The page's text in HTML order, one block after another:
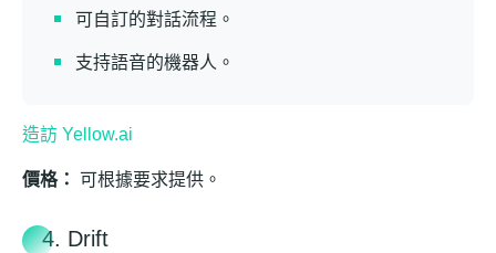
可自訂的對話流程。
支持語音的機器人。
造訪 Yellow.ai
價格： 可根據要求提供。
4. Drift